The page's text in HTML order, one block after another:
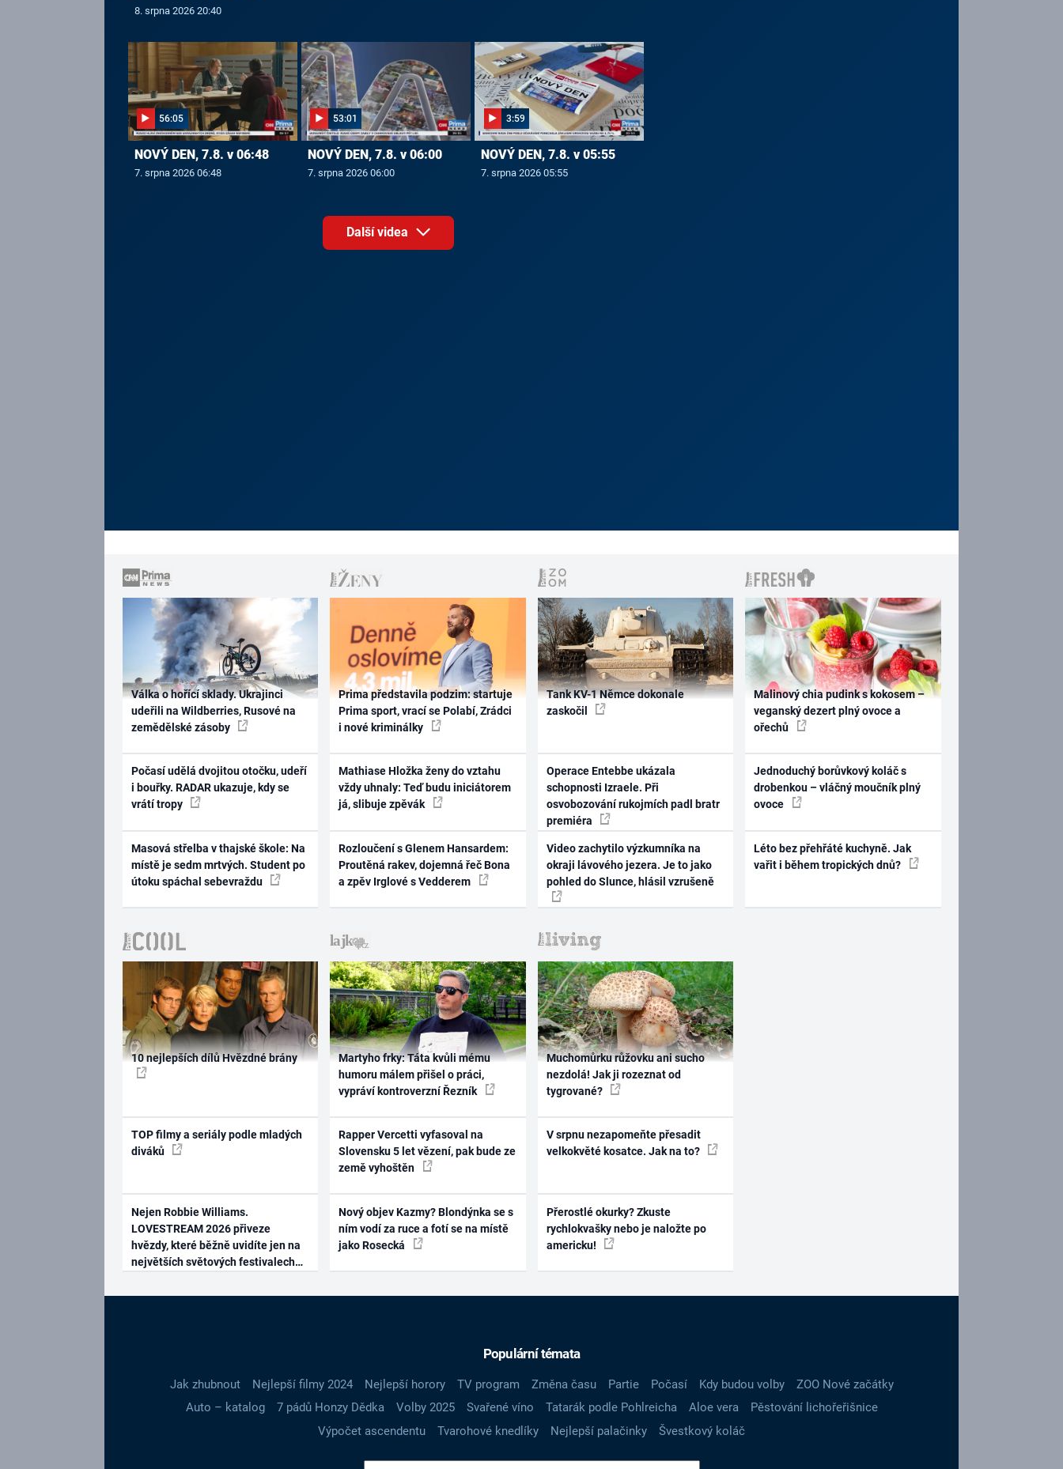
8. srpna 2026 20:40
56:05
NOVÝ DEN, 7.8. v 06:48
7. srpna 2026 06:48
53:01
NOVÝ DEN, 7.8. v 06:00
7. srpna 2026 06:00
3:59
NOVÝ DEN, 7.8. v 05:55
7. srpna 2026 05:55
Další videa
Válka o hořící sklady. Ukrajinci
udeřili na Wildberries, Rusové na
zemědělské zásoby
Počasí udělá dvojitou otočku, udeří
i bouřky. RADAR ukazuje, kdy se
vrátí tropy
Masová střelba v thajské škole: Na
místě je sedm mrtvých. Student po
útoku spáchal sebevraždu
Prima představila podzim: startuje
Prima sport, vrací se Polabí, Zrádci
i nové kriminálky
Mathiase Hložka ženy do vztahu
vždy uhnaly: Teď budu iniciátorem
já, slibuje zpěvák
Rozloučení s Glenem Hansardem:
Proutěná rakev, dojemná řeč Bona
a zpěv Irglové s Vedderem
Tank KV-1 Němce dokonale
zaskočil
Operace Entebbe ukázala
schopnosti Izraele. Při
osvobozování rukojmích padl bratr
premiéra
Video zachytilo výzkumníka na
okraji lávového jezera. Je to jako
pohled do Slunce, hlásil vzrušeně
Malinový chia pudink s kokosem –
veganský dezert plný ovoce a
ořechů
Jednoduchý borůvkový koláč s
drobenkou – vláčný moučník plný
ovoce
Léto bez přehřáté kuchyně. Jak
vařit i během tropických dnů?
10 nejlepších dílů Hvězdné brány
TOP filmy a seriály podle mladých
diváků
Nejen Robbie Williams.
LOVESTREAM 2026 přiveze
hvězdy, které běžně uvidíte jen na
největších světových festivalech
Martyho frky: Táta kvůli mému
humoru málem přišel o práci,
vypráví kontroverzní Řezník
Rapper Vercetti vyfasoval na
Slovensku 5 let vězení, pak bude ze
země vyhoštěn
Nový objev Kazmy? Blondýnka se s
ním vodí za ruce a fotí se na místě
jako Rosecká
Muchomůrku růžovku ani sucho
nezdolá! Jak ji rozeznat od
tygrované?
V srpnu nezapomeňte přesadit
velkokvěté kosatce. Jak na to?
Přerostlé okurky? Zkuste
rychlokvašky nebo je naložte po
americku!
Populární témata
Jak zhubnout Nejlepší filmy 2024 Nejlepší horory TV program Změna času Partie Počasí Kdy budou volby
ZOO Nové začátky
Auto – katalog
7 pádů Honzy Dědka Volby 2025 Svařené víno Tatarák podle Pohlreicha Aloe vera
Pěstování lichořeřišnice
Výpočet ascendentu
Tvarohové knedlíky Nejlepší palačinky Švestkový koláč